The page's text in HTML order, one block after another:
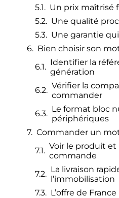
Un prix maîtrisé
Une qualité
Une garantie
Bien choisir son
Identifier la
génération
Vérifier la
commander
Le format bloc
périphériques
Commander un
Voir le produit et
commande
La livraison
l’immobilisation
L’offre de